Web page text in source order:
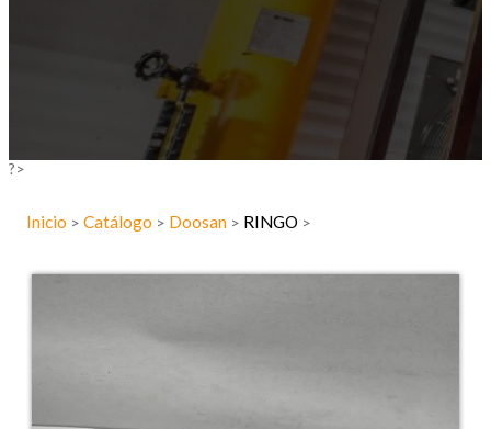
?>
Inicio > Catálogo > Doosan > RINGO >